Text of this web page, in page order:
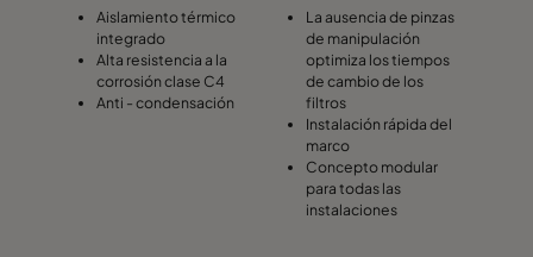
Aislamiento térmico
integrado
Alta resistencia a la
corrosión clase C4
Anti - condensación
La ausencia de pinzas
de manipulación
optimiza los tiempos
de cambio de los
filtros
Instalación rápida del
marco
Concepto modular
para todas las
instalaciones